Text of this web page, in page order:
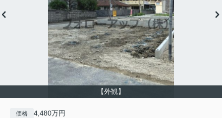
【外観】
価格 4,480万円